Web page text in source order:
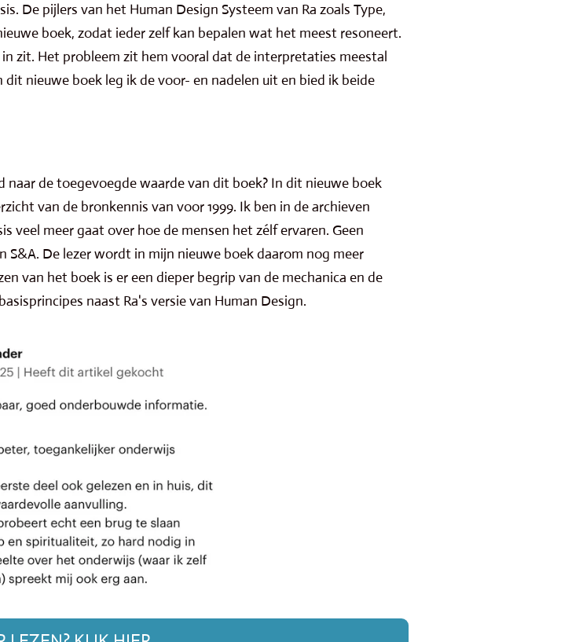
De pijlers van het Human Design Systeem van Ra zoals Type,
boek, zodat ieder zelf kan bepalen wat het meest resoneert.
zit. Het probleem zit hem vooral dat de interpretaties meestal
nieuwe boek leg ik de voor- en nadelen uit en bied ik beide
naar de toegevoegde waarde van dit boek? In dit nieuwe boek
van de bronkennis van voor 1999. Ik ben in de archieven
veel meer gaat over hoe de mensen het zélf ervaren. Geen
De lezer wordt in mijn nieuwe boek daarom nog meer
van het boek is er een dieper begrip van de mechanica en de
naast Ra's versie van Human Design.